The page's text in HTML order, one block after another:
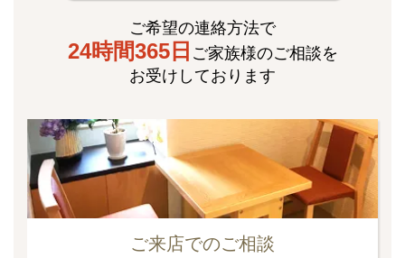
ご希望の連絡方法で
24時間365日 ご家族様のご相談を
お受けしております
ご来店でのご相談